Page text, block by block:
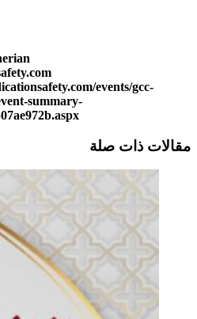
events/gcc-
summary-
مقالات ذات صلة